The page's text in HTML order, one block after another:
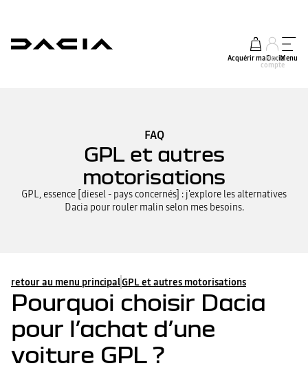
Acquérir ma Dacia
Mon
compte
Menu
FAQ
GPL et autres
motorisations
GPL, essence [diesel - pays concernés] : j'explore les alternatives
Dacia pour rouler malin selon mes besoins.
retour au menu principalGPL et autres motorisations
Pourquoi choisir Dacia
pour l’achat d’une
voiture GPL ?